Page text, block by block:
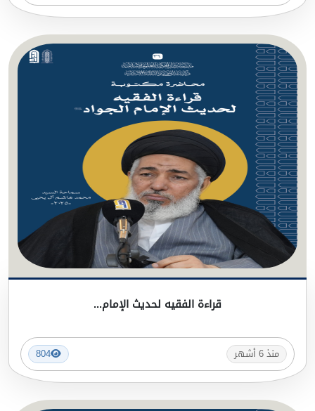
قراءة الفقيه لحديث الإمام...
منذ 6 أشهر 804